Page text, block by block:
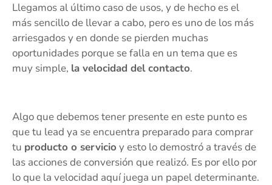
Llegamos al último caso de usos, y de hecho es el
más sencillo de llevar a cabo, pero es uno de los más
arriesgados y en donde se pierden muchas
oportunidades porque se falla en un tema que es
muy simple, la velocidad del contacto.
Algo que debemos tener presente en este punto es
que tu lead ya se encuentra preparado para comprar
tu producto o servicio y esto lo demostró a través de
las acciones de conversión que realizó. Es por ello por
lo que la velocidad aquí juega un papel determinante.